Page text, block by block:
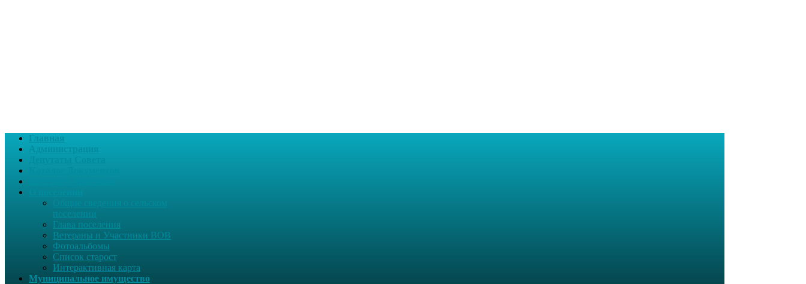
Главная
поселении
Глава поселения
Ветераны и Участники ВОВ
Фотоальбомы
Список старост
Интерактивная карта
Муниципальное имущество